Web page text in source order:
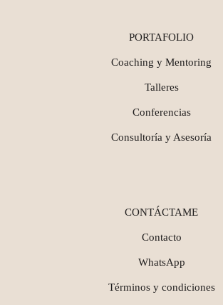
PORTAFOLIO
Coaching y Mentoring
Talleres
Conferencias
Consultoría y Asesoría
CONTÁCTAME
Contacto
WhatsApp
Términos y condiciones